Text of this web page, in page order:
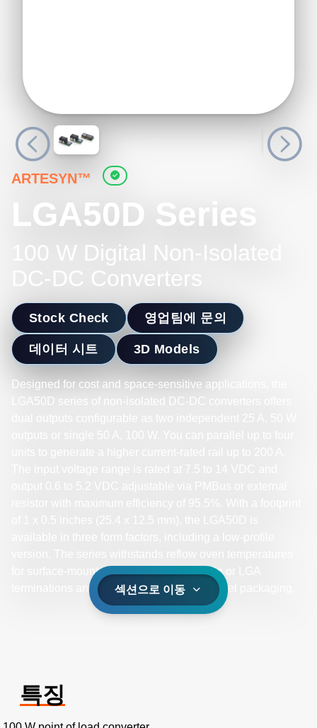
ARTESYN™
LGA50D Series
100 W Digital Non-Isolated
DC-DC Converters
Stock Check 영업팀에 문의
데이터 시트 3D Models
Designed for cost and space-sensitive applications, the
LGA50D series of non-isolated DC-DC converters offers
for surface-mount application via block-pin or LGA
terminations and is available in tape-and-reel packaging.
섹션으로 이동
특징